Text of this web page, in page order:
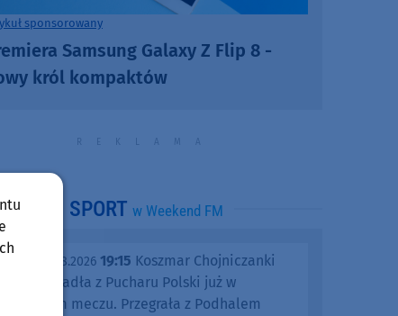
sponsorowany
Samsung Galaxy Z Flip 8 -
król kompaktów
SPORT w Weekend FM
środa, 05.08.2026 19:15 Koszmar Chojniczanki
trwa. Odpadła z Pucharu Polski już w
pierwszym meczu. Przegrała z Podhalem